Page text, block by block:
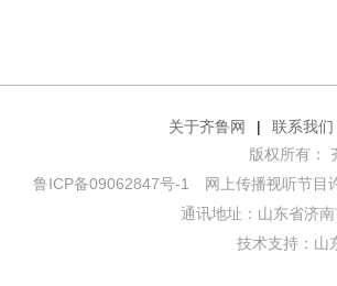
关于齐鲁网 |
联系我们
版权所有：
鲁ICP备09062847号-1 网上传播视听节目
通讯地址：山东省济
技术支持： 山